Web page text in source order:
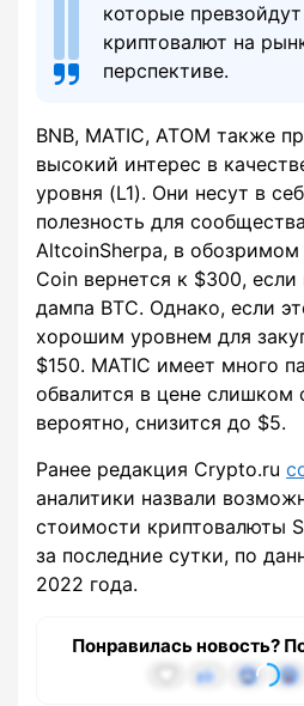
которые
криптовалют на
перспективе.
BNB, MATIC, ATOM также
высокий интерес в
уровня (L1). Они несут в
полезность для
AltcoinSherpa, в
Coin вернется к $300, если
дампа BTC. Однако, если
хорошим уровнем для
$150. MATIC имеет много
обвалится в цене слишком
вероятно, снизится до $5.
Ранее редакция Crypto.ru
аналитики назвали
стоимости криптовалюты
за последние сутки, по
2022 года.
Понравилась новость?